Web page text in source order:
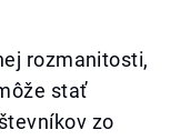
rozmanitosti,
stať
zo